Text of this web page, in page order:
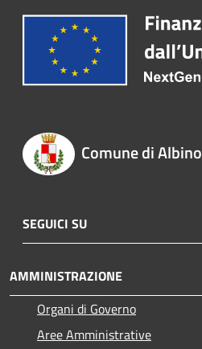
Comune di Albino
SEGUICI SU
AMMINISTRAZIONE
Organi di Governo
Aree Amministrative